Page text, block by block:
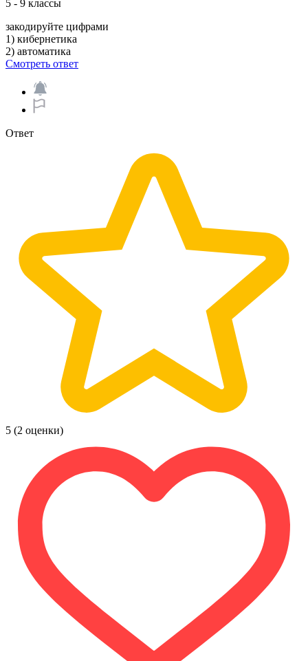
5 - 9 классы
закодируйте цифрами
1) кибернетика
2) автоматика
Смотреть ответ
Ответ
5 (2 оценки)